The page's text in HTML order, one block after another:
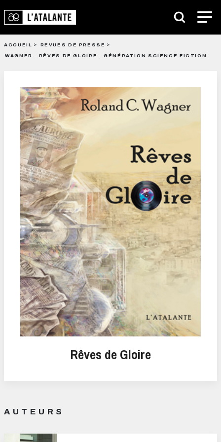
ACCUEIL
REVUES DE PRESSE
WAGNER - RÊVES DE GLOIRE - GÉNÉRATION SCIENCE FICTION
Rêves de Gloire
AUTEURS